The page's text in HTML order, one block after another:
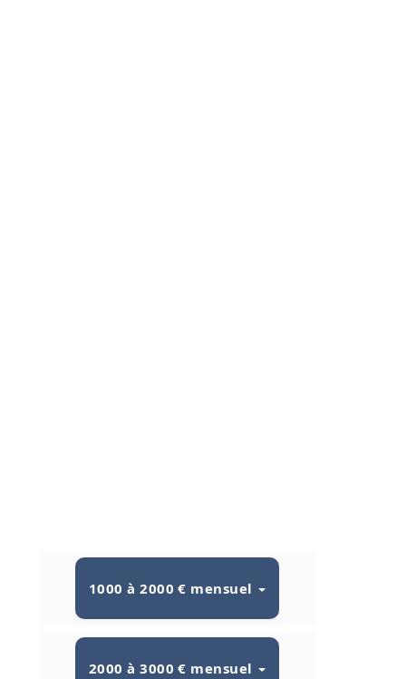
1000 à 2000 € mensuel
2000 à 3000 € mensuel